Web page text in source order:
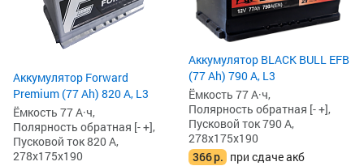
Аккумулятор Forward
Premium (77 Ah) 820 А, L3
Ёмкость 77 А·ч,
Полярность обратная [- +],
Пусковой ток 820 А,
278x175x190
Аккумулятор BLACK BULL EFB
(77 Ah) 790 А, L3
Ёмкость 77 А·ч,
Полярность обратная [- +],
Пусковой ток 790 А,
278x175x190
366р. при сдаче акб